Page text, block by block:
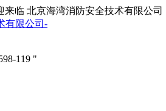
来临 北京海湾消防安全技术有限公司
119